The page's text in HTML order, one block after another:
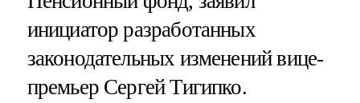
инициатор разработанных
законодательных изменений вице-
премьер Сергей Тигипко.